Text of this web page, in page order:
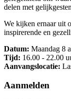
delen met
We kijken ernaar uit
inspirerende en
Datum: Maandag 8
Tijd: 16.00 - 22.00
Aanvangslocatie:
Aanmelden